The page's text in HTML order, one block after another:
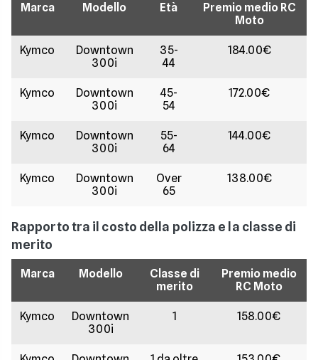
Marca Modello Età
Premio medio RC
Moto
Kymco
Downtown
300i
35-
44
184.00€
Kymco
Downtown
300i
45-
54
172.00€
Kymco
Downtown
300i
55-
64
144.00€
Kymco
Downtown
300i
Over
65
138.00€
Rapporto tra il costo della polizza e la classe di
merito
Marca Modello
Classe di
merito
Premio medio
RC Moto
Kymco
Downtown
300i
1 158.00€